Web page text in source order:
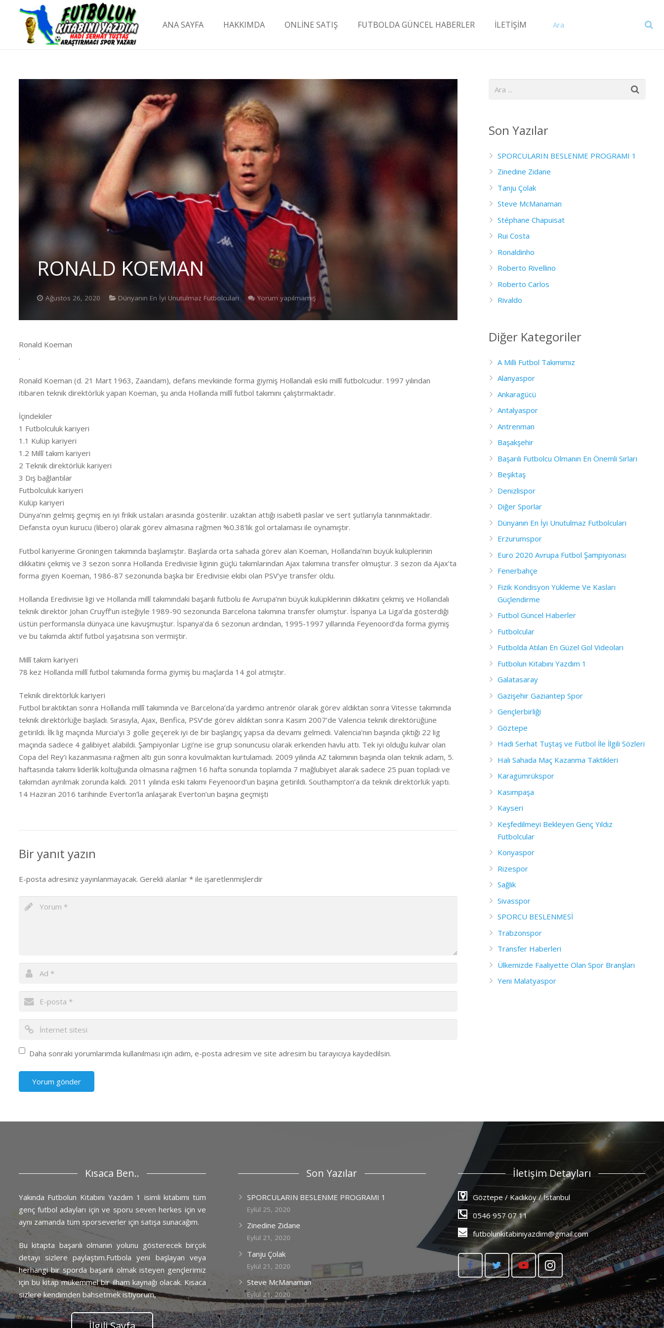
ANA SAYFA HAKKIMDA ONLİNE SATIŞ FUTBOLDA GÜNCEL HABERLER İLETİŞİM
RONALD KOEMAN
Ağustos 26, 2020 Dünyanın En İyi Unutulmaz Futbolcuları Yorum yapılmamış
Ronald Koeman
.
Ronald Koeman (d. 21 Mart 1963, Zaandam), defans mevkiinde forma giymiş Hollandalı eski millî futbolcudur. 1997 yılından
itibaren teknik direktörlük yapan Koeman, şu anda Hollanda millî futbol takımını çalıştırmaktadır.
İçindekiler
1 Futbolculuk kariyeri
1.1 Kulüp kariyeri
1.2 Millî takım kariyeri
2 Teknik direktörlük kariyeri
3 Dış bağlantılar
Futbolculuk kariyeri
Kulüp kariyeri
Dünya’nın gelmiş geçmiş en iyi frikik ustaları arasında gösterilir. uzaktan attığı isabetli paslar ve sert şutlarıyla tanınmaktadır.
Defansta oyun kurucu (libero) olarak görev almasına rağmen %0.38’lik gol ortalaması ile oynamıştır.
Futbol kariyerine Groningen takımında başlamıştır. Başlarda orta sahada görev alan Koeman, Hollanda’nın büyük kulüplerinin
dikkatini çekmiş ve 3 sezon sonra Hollanda Eredivisie liginin güçlü takımlarından Ajax takımına transfer olmuştur. 3 sezon da Ajax’ta
forma giyen Koeman, 1986-87 sezonunda başka bir Eredivisie ekibi olan PSV’ye transfer oldu.
Hollanda Eredivisie ligi ve Hollanda millî takımındaki başarılı futbolu ile Avrupa’nın büyük kulüpklerinin dikkatini çekmiş ve Hollandalı
teknik direktör Johan Cruyff’un isteğiyle 1989-90 sezonunda Barcelona takımına transfer olumştur. İspanya La Liga’da gösterdiği
üstün performansla dünyaca üne kavuşmuştur. İspanya’da 6 sezonun ardından, 1995-1997 yıllarında Feyenoord’da forma giymiş
ve bu takımda aktif futbol yaşatısına son vermiştir.
Millî takım kariyeri
78 kez Hollanda millî futbol takımıında forma giymiş bu maçlarda 14 gol atmıştır.
Teknik direktörlük kariyeri
Futbol bıraktıktan sonra Hollanda millî takımında ve Barcelona’da yardımcı antrenör olarak görev aldıktan sonra Vitesse takımında
teknik direktörlüğe başladı. Sırasıyla, Ajax, Benfica, PSV’de görev aldıktan sonra Kasım 2007’de Valencia teknik direktörüğüne
getirildi. İlk lig maçında Murcia’yı 3 golle geçerek iyi de bir başlangıç yapsa da devamı gelmedi. Valencia’nın başında çıktığı 22 lig
maçında sadece 4 galibiyet alabildi. Şampiyonlar Ligi’ne ise grup sonuncusu olarak erkenden havlu attı. Tek iyi olduğu kulvar olan
Copa del Rey’i kazanmasına rağmen altı gün sonra kovulmaktan kurtulamadı. 2009 yılında AZ takımının başında olan teknik adam, 5.
haftasında takımı liderlik koltuğunda olmasına rağmen 16 hafta sonunda toplamda 7 mağlubiyet alarak sadece 25 puan topladı ve
takımdan ayrılmak zorunda kaldı. 2011 yılında eski takımı Feyenoord’un başına getirildi. Southampton’a da teknik direktörlük yaptı.
14 Haziran 2016 tarihinde Everton’la anlaşarak Everton’un başına geçmişti
Bir yanıt yazın
E-posta adresiniz yayınlanmayacak. Gerekli alanlar *ile işaretlenmişlerdir
Daha sonraki yorumlarımda kullanılması için adım, e-posta adresim ve site adresim bu tarayıcıya kaydedilsin.
Son Yazılar
SPORCULARIN BESLENME PROGRAMI 1
Zinedine Zidane
Tanju Çolak
Steve McManaman
Stéphane Chapuisat
Rui Costa
Ronaldinho
Roberto Rivellino
Roberto Carlos
Rivaldo
Diğer Kategoriler
A Milli Futbol Takımımız
Alanyaspor
Ankaragücü
Antalyaspor
Antrenman
Başakşehir
Başarılı Futbolcu Olmanın En Önemli Sırları
Beşiktaş
Denizlispor
Diğer Sporlar
Dünyanın En İyi Unutulmaz Futbolcuları
Erzurumspor
Euro 2020 Avrupa Futbol Şampiyonası
Fenerbahçe
Fizik Kondisyon Yükleme Ve Kasları
Güçlendirme
Futbol Güncel Haberler
Futbolcular
Futbolda Atılan En Güzel Gol Videoları
Futbolun Kitabını Yazdım 1
Galatasaray
Gazişehir Gaziantep Spor
Gençlerbirliği
Göztepe
Hadi Serhat Tuştaş ve Futbol İle İlgili Sözleri
Halı Sahada Maç Kazanma Taktikleri
Karagümrükspor
Kasımpaşa
Kayseri
Keşfedilmeyi Bekleyen Genç Yıldız
Futbolcular
Konyaspor
Rizespor
Sağlık
Sivasspor
SPORCU BESLENMESİ
Trabzonspor
Transfer Haberleri
Ülkemizde Faaliyette Olan Spor Branşları
Yeni Malatyaspor
Kısaca Ben..
Yakında Futbolun Kitabını Yazdım 1 isimli kitabımı tüm
genç futbol adayları için ve sporu seven herkes için ve
aynı zamanda tüm sporseverler için satışa sunacağım.
Bu kitapta başarılı olmanın yolunu gösterecek birçok
detayı sizlere paylaştım.Futbola yeni başlayan veya
herhangi bir sporda başarılı olmak isteyen gençlerimiz
için bu kitap mükemmel bir ilham kaynağı olacak. Kısaca
sizlere kendimden bahsetmek istiyorum,
Son Yazılar
SPORCULARIN BESLENME PROGRAMI 1
Eylül 25, 2020
Zinedine Zidane
Eylül 21, 2020
Tanju Çolak
Eylül 21, 2020
Steve McManaman
Eylül 21, 2020
İletişim Detayları
Göztepe / Kadıköy / İstanbul
0546 957 07 11
futbolunkitabiniyazdim@gmail.com